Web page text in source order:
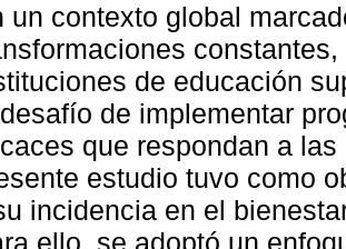
un contexto global
constantes,
de educación
de implementar
que respondan a
estudio tuvo como
incidencia en el
ello, se adoptó un